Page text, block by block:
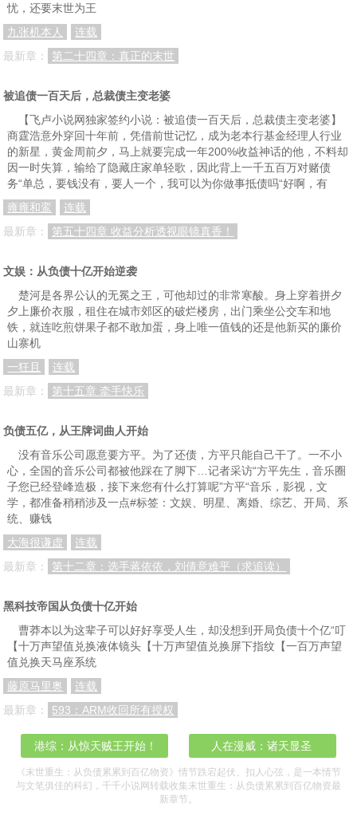
忧，还要末世为王
九张机本人
连载
最新章：
第二十四章：真正的末世
被追债一百天后，总裁债主变老婆
【飞卢小说网独家签约小说：被追债一百天后，总裁债主变老婆】
商霆浩意外穿回十年前，凭借前世记忆，成为老本行基金经理人行业
的新星，黄金周前夕，马上就要完成一年200%收益神话的他，不料却
因一时失算，输给了隐藏庄家单轻歌，因此背上一千五百万对赌债
务“单总，要钱没有，要人一个，我可以为你做事抵债吗“好啊，有
雍雍和鸾
连载
最新章：
第五十四章 收益分析透视眼镜真香！
文娱：从负债十亿开始逆袭
楚河是各界公认的无冕之王，可他却过的非常寒酸。身上穿着拼夕
夕上廉价衣服，租住在城市郊区的破烂楼房，出门乘坐公交车和地
铁，就连吃煎饼果子都不敢加蛋，身上唯一值钱的还是他新买的廉价
山寨机
一狂且
连载
最新章：
第十五章 牵手快乐
负债五亿，从王牌词曲人开始
没有音乐公司愿意要方平。为了还债，方平只能自己干了。一不小
心，全国的音乐公司都被他踩在了脚下…记者采访“方平先生，音乐圈
子您已经登峰造极，接下来您有什么打算呢”方平“音乐，影视，文
学，都准备稍稍涉及一点#标签：文娱、明星、离婚、综艺、开局、系
统、赚钱
大海很谦虚
连载
最新章：
第十二章：选手蒋依依，刘倩意难平（求追读）
黑科技帝国从负债十亿开始
曹莽本以为这辈子可以好好享受人生，却没想到开局负债十个亿“叮
【十万声望值兑换液体镜头【十万声望值兑换屏下指纹【一百万声望
值兑换天马座系统
藤原马里奥
连载
最新章：
593：ARM收回所有授权
港综：从惊天贼王开始！ 人在漫威：诸天显圣
《末世重生：从负债累累到百亿物资》情节跌宕起伏、扣人心弦，是一本情节
与文笔俱佳的科幻，千千小说网转载收集末世重生：从负债累累到百亿物资最
新章节。